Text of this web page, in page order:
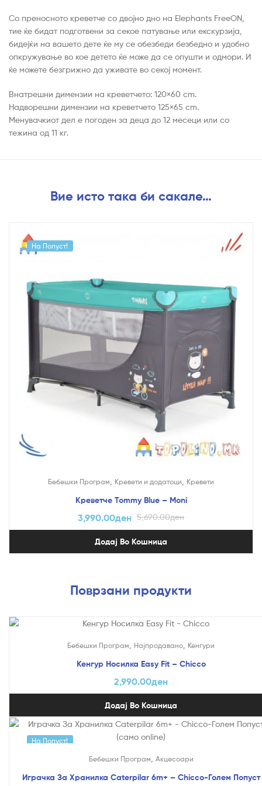
Со преносното креветче со двојно дно на Elephants FreeON,
тие ќе бидат подготвени за секое патување или екскурзија,
бидејќи на вашето дете ќе му се обезбеди безбедно и удобно
опкружување во кое детето ќе може да се опушти и одмори. И
ќе можете безгрижно да уживате во секој момент.
Внатрешни димензии на креветчето: 120×60 cm.
Надворешни димензии на креветчето 125×65 cm.
Менувачкиот дел е погоден за деца до 12 месеци или со
тежина од 11 кг.
Вие исто така би сакале…
На Попуст!
Бебешки Програм Кревети и додатоци Кревети
Креветче Tommy Blue – Moni
5,690.00ден
3,990.00ден
Додај Во Кошница
Поврзани продукти
Бебешки Програм Најпродавано Кенгури
Кенгур Носилка Easy Fit – Chicco
2,990.00ден
Додај Во Кошница
На Попуст!
Бебешки Програм Акцесоари
Играчка За Хранилка Caterpilar 6m+ – Chicco-Голем Попуст